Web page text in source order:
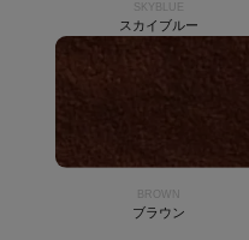
SKYBLUE
スカイブルー
BROWN
ブラウン